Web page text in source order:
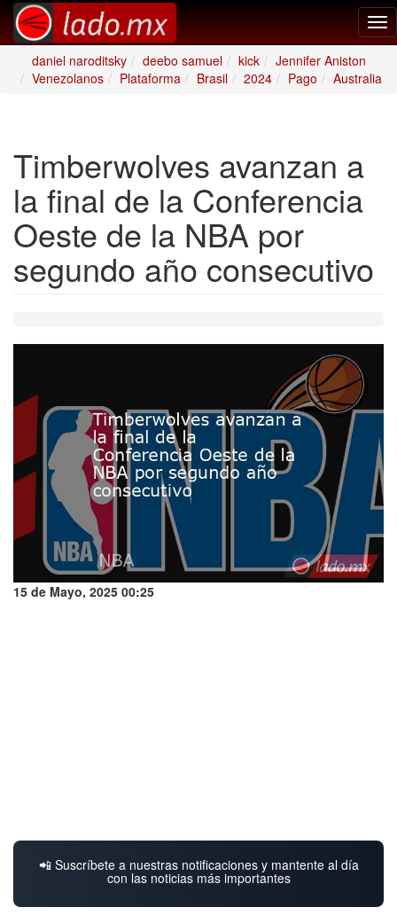
daniel naroditsky
deebo samuel kick
Jennifer Aniston
Venezolanos
Plataforma Brasil 2024 Pago Australia
Timberwolves avanzan a
la final de la Conferencia
Oeste de la NBA por
segundo año consecutivo
15 de Mayo, 2025 00:25
📲 Suscríbete a nuestras notificaciones y mantente al día
con las noticias más importantes